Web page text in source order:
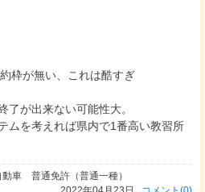
枠が無い、これは酷すぎ
が出来ない可能性大。
ムを考えれば県内で1番高い教習所
車 普通免許（普通一種）